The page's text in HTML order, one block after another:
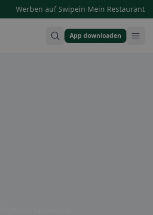
Werben auf Swipein·Mein Restaurant
App downloaden